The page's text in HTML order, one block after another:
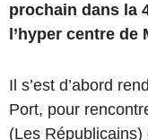
prochain dans la
l’hyper centre de
Il s’est d’abord
Port, pour
(Les Républicains)